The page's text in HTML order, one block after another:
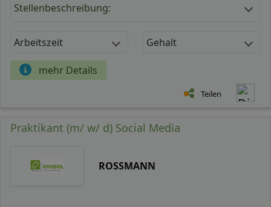
Stellenbeschreibung:
Arbeitszeit Gehalt
mehr Details
Teilen
Praktikant (m/ w/ d) Social Media
ROSSMANN